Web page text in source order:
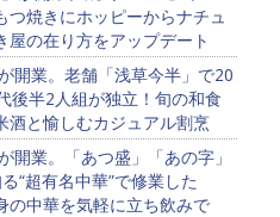
つ焼きにホッピーからナチュ
屋の在り方をアップデート
開業。老舗「浅草今半」で20
後半2人組が独立！旬の和食
酒と愉しむカジュアル割烹
開業。「あつ盛」「あの字」
“超有名中華”で修業した
の中華を気軽に立ち飲みで